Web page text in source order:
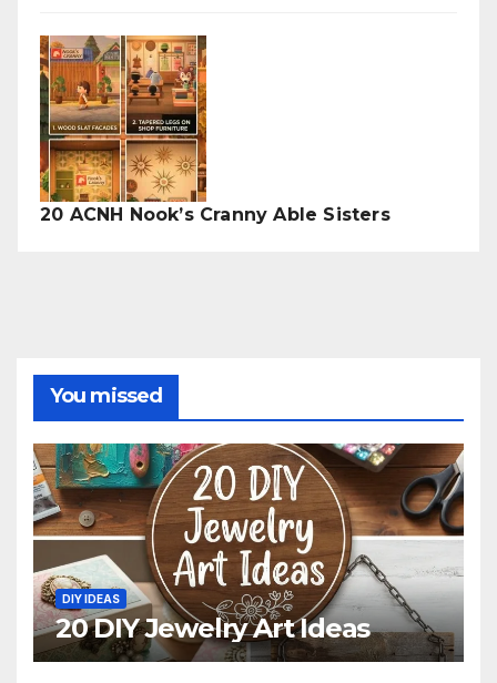
20 ACNH Nook’s Cranny Able Sisters
You missed
DIY IDEAS
20 DIY Jewelry Art Ideas